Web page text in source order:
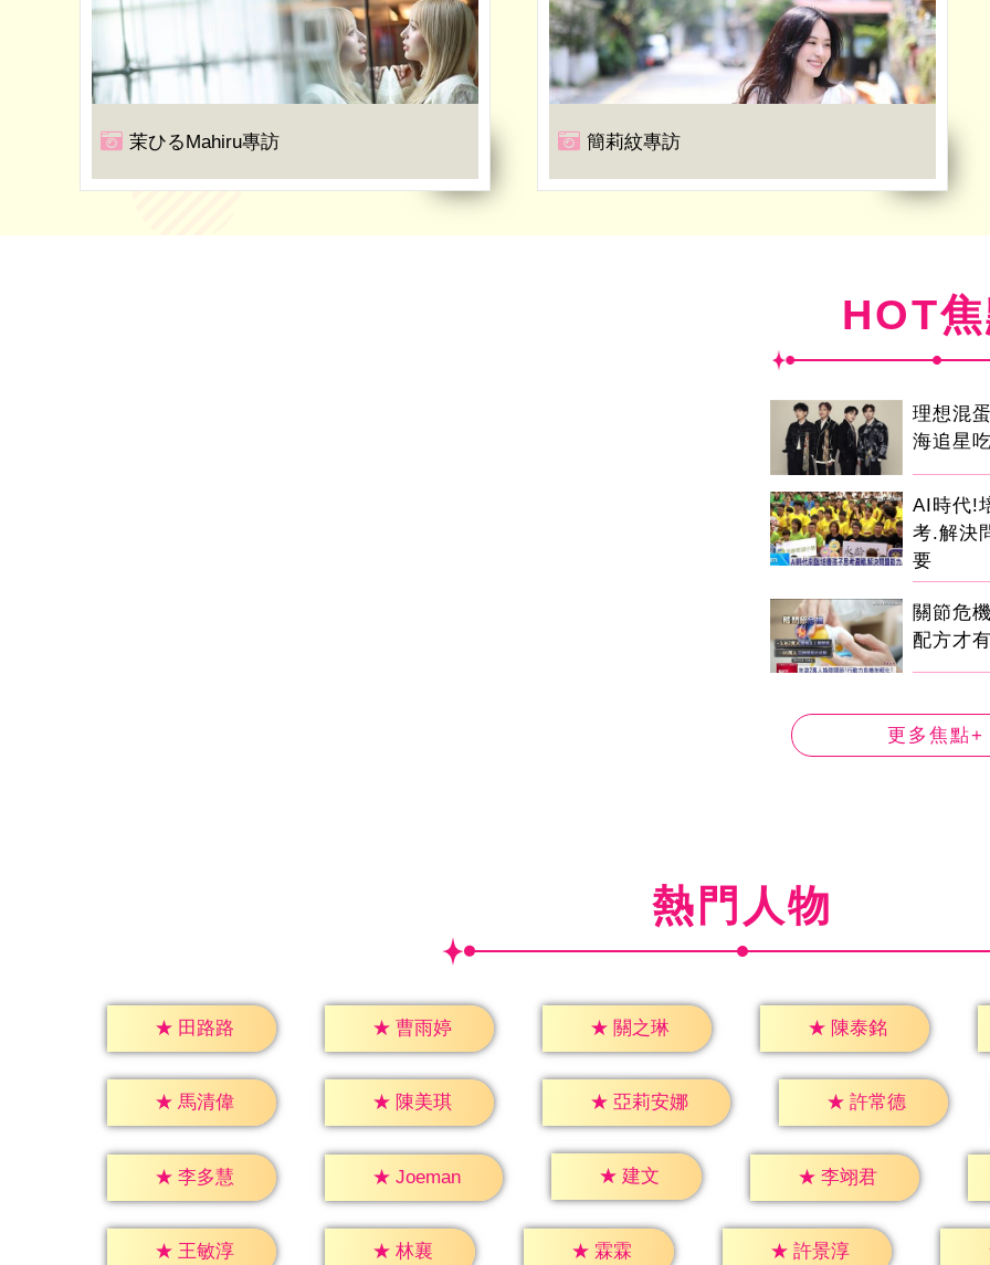
茉ひるMahiru專訪 簡莉紋專訪
HOT
理想混
海追星
AI時代!
考.解決
要
關節危
配方才
更多焦點+
熱門人物
★ 田路路 ★ 曹雨婷 ★ 關之琳 ★ 陳泰銘
★ 馬清偉 ★ 陳美琪 ★ 亞莉安娜 ★ 許常德
★ 李多慧 ★ Joeman ★ 建文 ★ 李翊君
★ 王敏淳 ★ 林襄 ★ 霖霖 ★ 許景淳